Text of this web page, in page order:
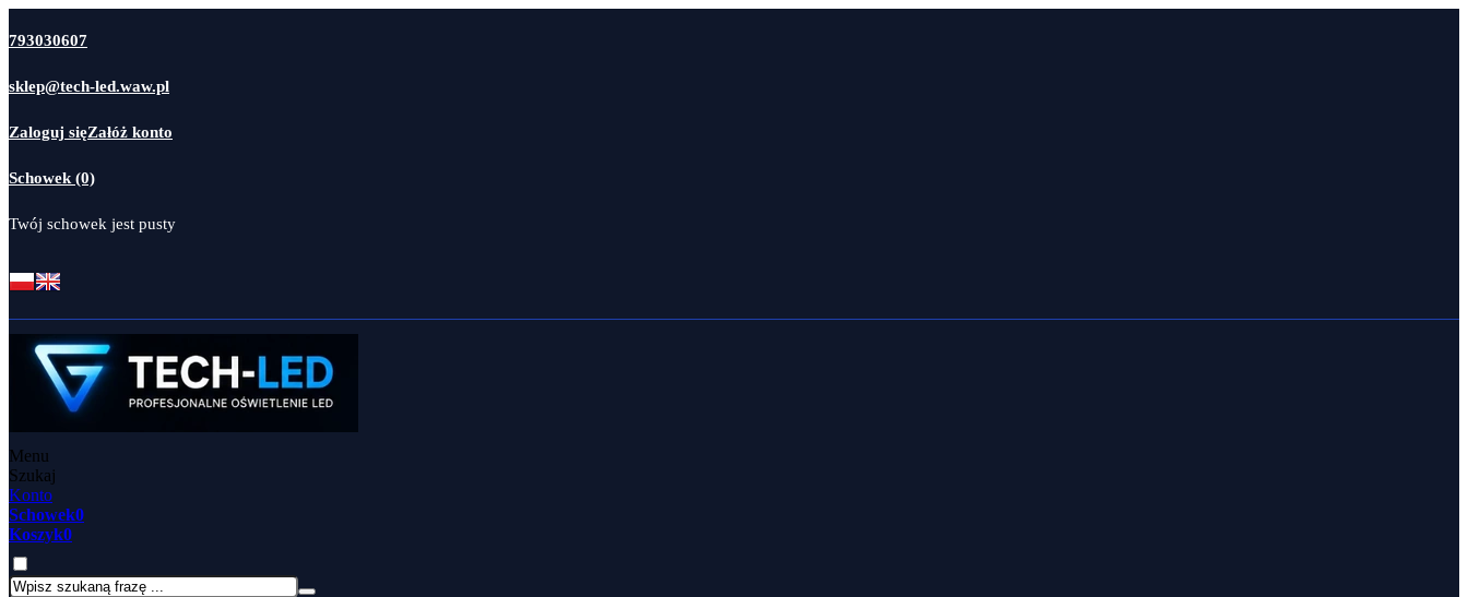
793030607
sklep@tech-led.waw.pl
Zaloguj sięZałóż konto
Schowek (0)
Twój schowek jest pusty
Menu
Szukaj
Konto
Schowek0
Koszyk0